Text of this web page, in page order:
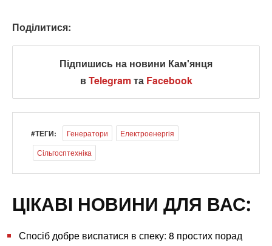
Поділитися:
Підпишись на новини Кам'янця
вTelegramта Facebook
#ТЕГИ: Генератори
Електроенергія
Сільгосптехніка
ЦІКАВІ НОВИНИ ДЛЯ ВАС:
Спосіб добре виспатися в спеку: 8 простих порад